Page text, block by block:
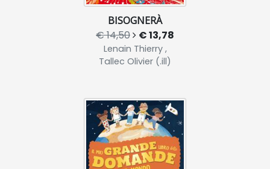
BISOGNERÀ
€ 14,50 € 13,78
Lenain Thierry ,
Tallec Olivier (.ill)